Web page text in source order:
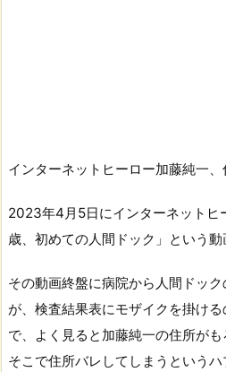
インターネットヒーロー加藤純一、
2023年4月5日にインターネットヒ
歳、初めての人間ドック」という動
その動画終盤に病院から人間ドッ
が、検査結果表にモザイクを掛け
で、よく見ると加藤純一の住所がも
そこで住所バレしてしまうというハ